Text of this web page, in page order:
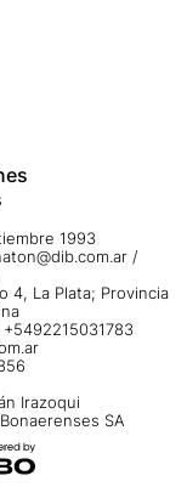
1993
/
4, La Plata; Provincia
Irazoqui
SA